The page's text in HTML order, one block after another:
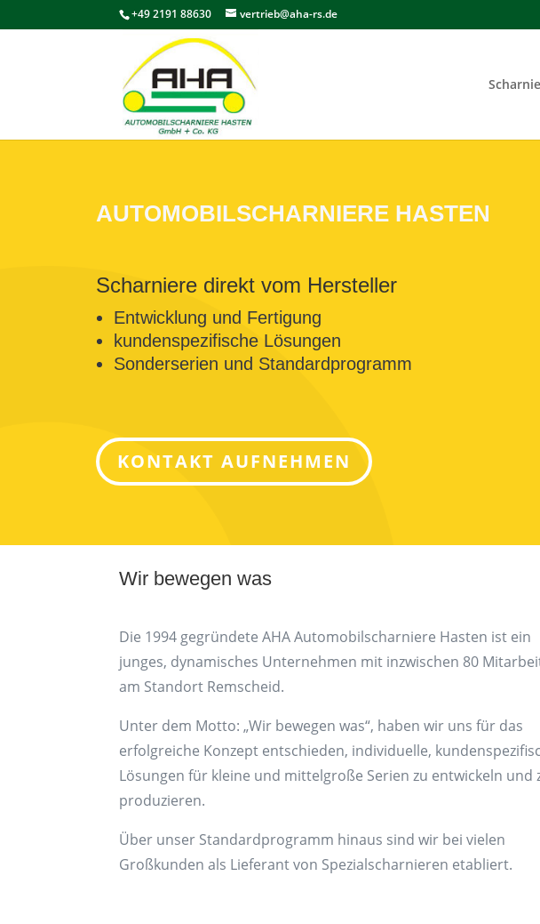
+49 2191 88630 vertrieb@aha-rs.de
AUTOMOBILSCHARNIERE HASTEN
Scharniere direkt vom Hersteller
Entwicklung und Fertigung
kundenspezifische Lösungen
Sonderserien und Standardprogramm
KONTAKT AUFNEHMEN
Wir bewegen was
Die 1994 gegründete AHA Automobilscharniere Hasten ist ein
junges, dynamisches Unternehmen mit inzwischen 80
am Standort Remscheid.
Unter dem Motto: „Wir bewegen was“, haben wir uns für das
erfolgreiche Konzept entschieden, individuelle,
Lösungen für kleine und mittelgroße Serien zu entwickeln und
produzieren.
Über unser Standardprogramm hinaus sind wir bei vielen
Großkunden als Lieferant von Spezialscharnieren etabliert.